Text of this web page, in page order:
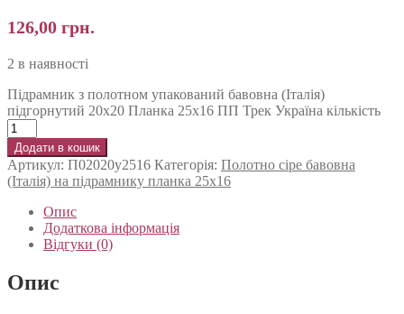
126,00 грн.
2 в наявності
Підрамник з полотном упакований бавовна (Італія)
підгорнутий 20х20 Планка 25х16 ПП Трек Україна кількість
Додати в кошик
Артикул: П02020у2516 Категорія: Полотно сіре бавовна
(Італія) на підрамнику планка 25х16
Опис
Додаткова інформація
Відгуки (0)
Опис